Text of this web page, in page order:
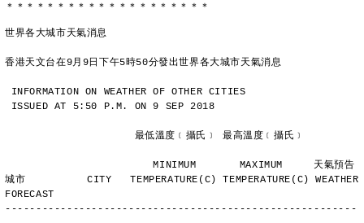
＊ ＊ ＊ ＊ ＊ ＊ ＊ ＊ ＊ ＊ ＊ ＊ ＊ ＊ ＊ ＊ ＊ ＊ ＊ ＊
世界各大城市天氣消息
香港天文台在9月9日下午5時50分發出世界各大城市天氣消息
INFORMATION ON WEATHER OF OTHER CITIES
ISSUED AT 5:50 P.M. ON 9 SEP 2018
                     最低溫度﹝攝氏﹞ 最高溫度﹝攝氏﹞
                        MINIMUM       MAXIMUM     天氣預告
城市          CITY   TEMPERATURE(C) TEMPERATURE(C) WEATHER
FORECAST
---------------------------------------------------------